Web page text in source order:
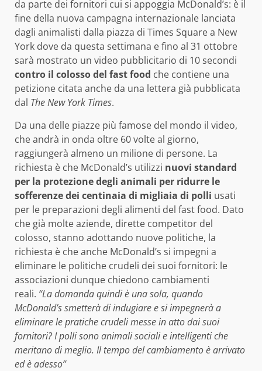
da parte dei fornitori cui si appoggia McDonald’s: è il
fine della nuova campagna internazionale lanciata
dagli animalisti dalla piazza di Times Square a New
York dove da questa settimana e fino al 31 ottobre
sarà mostrato un video pubblicitario di 10 secondi
contro il colosso del fast food che contiene una
petizione citata anche da una lettera già pubblicata
dal The New York Times.
Da una delle piazze più famose del mondo il video,
che andrà in onda oltre 60 volte al giorno,
raggiungerà almeno un milione di persone. La
richiesta è che McDonald’s utilizzi nuovi standard
per la protezione degli animali per ridurre le
sofferenze dei centinaia di migliaia di polli usati
per le preparazioni degli alimenti del fast food. Dato
che già molte aziende, dirette competitor del
colosso, stanno adottando nuove politiche, la
richiesta è che anche McDonald’s si impegni a
eliminare le politiche crudeli dei suoi fornitori: le
associazioni dunque chiedono cambiamenti
reali. “La domanda quindi è una sola, quando
McDonald’s smetterà di indugiare e si impegnerà a
eliminare le pratiche crudeli messe in atto dai suoi
fornitori? I polli sono animali sociali e intelligenti che
meritano di meglio. Il tempo del cambiamento è arrivato
ed è adesso”